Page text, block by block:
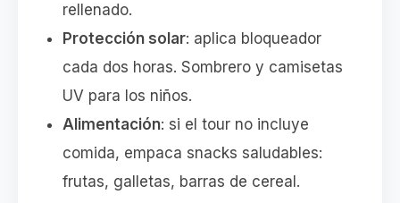
rellenado.
Protección solar: aplica bloqueador
cada dos horas. Sombrero y camisetas
UV para los niños.
Alimentación: si el tour no incluye
comida, empaca snacks saludables:
frutas, galletas, barras de cereal.